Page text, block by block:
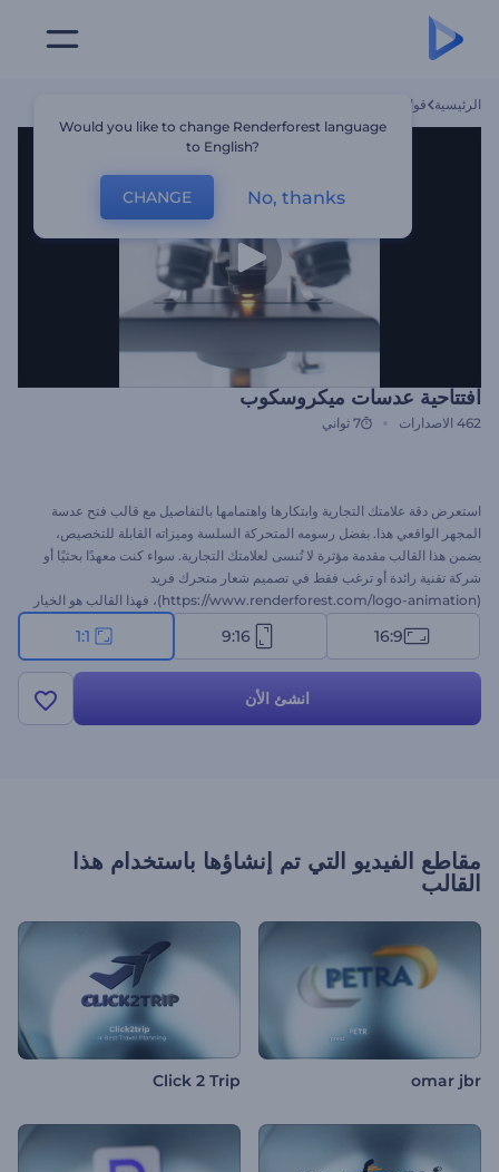
الرئيسية قوالب
افتتاحية عدسات ميكروسكوب
462 الاصدارات 7 ثواني
استعرض دقة علامتك التجارية وابتكارها واهتمامها بالتفاصيل مع قالب فتح عدسة
المجهر الواقعي هذا. بفضل رسومه المتحركة السلسة وميزاته القابلة للتخصيص،
يضمن هذا القالب مقدمة مؤثرة لا تُنسى لعلامتك التجارية. سواء كنت معهدًا بحثيًا أو
شركة تقنية رائدة أو ترغب فقط في تصميم شعار متحرك فريد
(https://www.renderforest.com/logo-animation)، فهذا القالب هو الخيار
الأمثل. حمّل شعارك، واكتب شعارك، وأضف مقطوعة موسيقية مناسبة، واستعد
لرسوم متحركة عالية الجودة في دقائق. جرّب الآن!
16:9
9:16
1:1
انشئ الأن
مقاطع الفيديو التي تم إنشاؤها باستخدام هذا
القالب
omar jbr
Click 2 Trip
Would you like to change Renderforest language
to English?
CHANGE No, thanks